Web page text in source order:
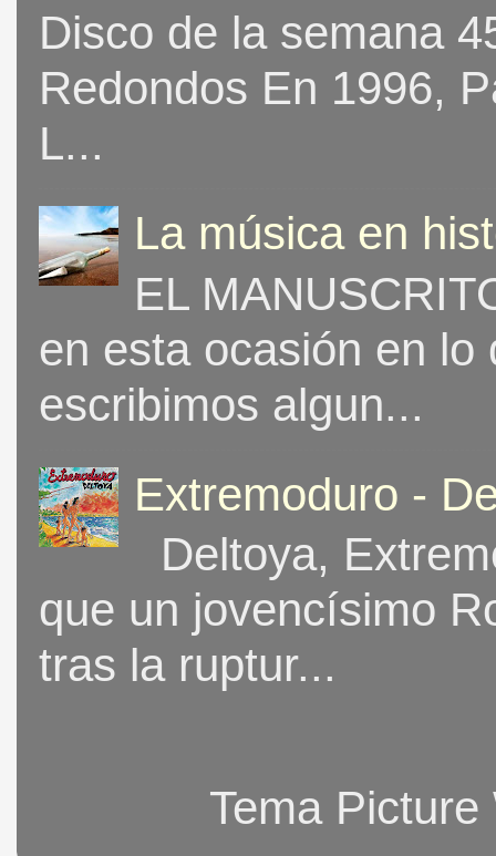
Disco de la semana
Redondos En 1996,
L...
La música en
EL
en esta ocasión en
escribimos algun...
Extremoduro -
Deltoya,
que un jovencísimo
tras la ruptur...
Tema